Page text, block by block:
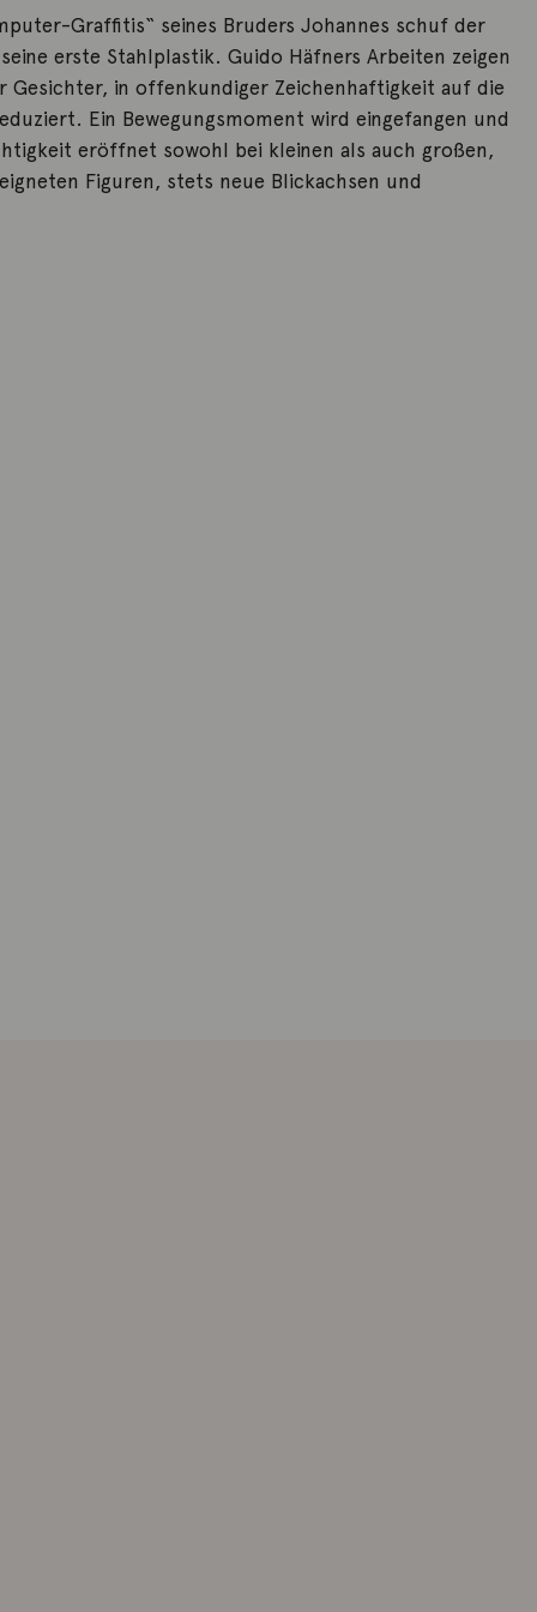
Graffitis“ seines Bruders Johannes schuf der
erste Stahlplastik. Guido Häfners Arbeiten zeigen
Gesichter, in offenkundiger Zeichenhaftigkeit auf die
Ein Bewegungsmoment wird eingefangen und
eröffnet sowohl bei kleinen als auch großen,
Figuren, stets neue Blickachsen und